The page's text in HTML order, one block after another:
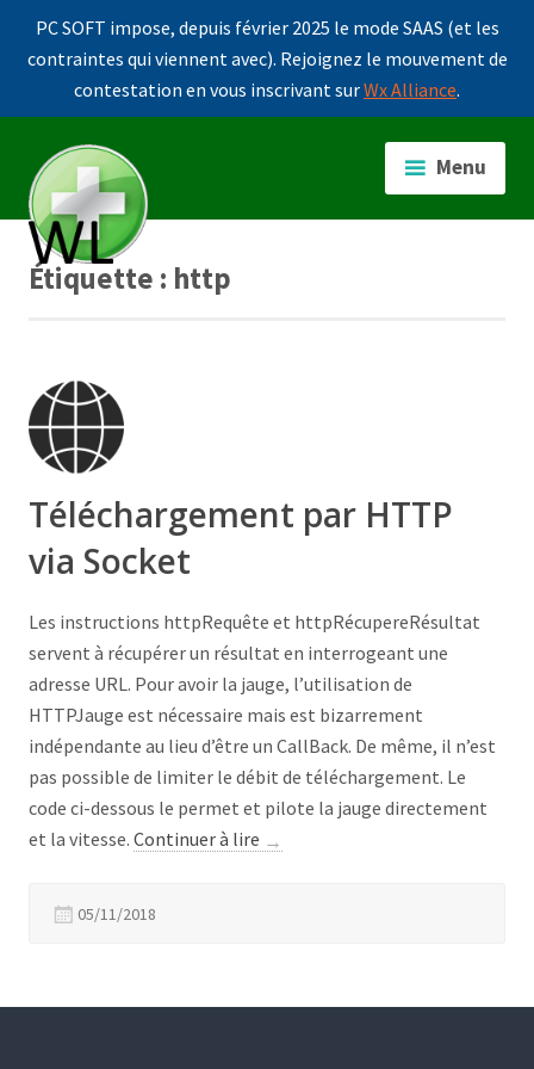
PC SOFT impose, depuis février 2025 le mode SAAS (et les
contraintes qui viennent avec). Rejoignez le mouvement de
contestation en vous inscrivant surWx Alliance.
contenu
principal
Menu
Étiquette : http
Téléchargement par HTTP
via Socket
Les instructions httpRequête et httpRécupereRésultat
servent à récupérer un résultat en interrogeant une
adresse URL. Pour avoir la jauge, l’utilisation de
HTTPJauge est nécessaire mais est bizarrement
indépendante au lieu d’être un CallBack. De même, il n’est
pas possible de limiter le débit de téléchargement. Le
code ci-dessous le permet et pilote la jauge directement
et la vitesse. Continuer à lire
« Téléchargement
→
05/11/2018